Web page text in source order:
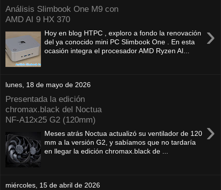
Análisis Slimbook One M9 con
AMD AI 9 HX 370
›
Hoy en blog HTPC , exploro a fondo la renovación
del ya conocido mini PC Slimbook One . En esta
ocasión integra el procesador AMD Ryzen AI...
lunes, 18 de mayo de 2026
Presentada la edición
chromax.black del Noctua
NF‑A12x25 G2 (120mm)
›
Meses atrás Noctua actualizó su ventilador de 120
mm a la versión G2, y sabíamos que no tardaría
en llegar la edición chromax.black de ...
miércoles, 15 de abril de 2026